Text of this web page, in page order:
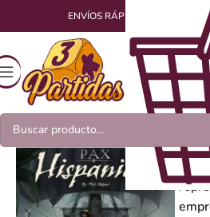
ENVÍOS RÁPIDOS Y
En